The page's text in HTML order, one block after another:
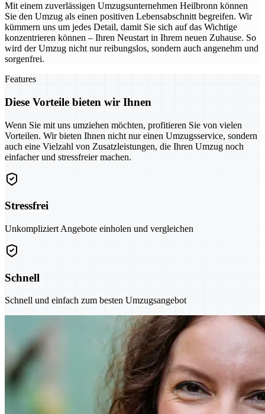
Mit einem zuverlässigen Umzugsunternehmen Heilbronn können
Sie den Umzug als einen positiven Lebensabschnitt begreifen. Wir
kümmern uns um jedes Detail, damit Sie sich auf das Wichtige
konzentrieren können – Ihren Neustart in Ihrem neuen Zuhause. So
wird der Umzug nicht nur reibungslos, sondern auch angenehm und
sorgenfrei.
Features
Diese Vorteile bieten wir Ihnen
Wenn Sie mit uns umziehen möchten, profitieren Sie von vielen
Vorteilen. Wir bieten Ihnen nicht nur einen Umzugsservice, sondern
auch eine Vielzahl von Zusatzleistungen, die Ihren Umzug noch
einfacher und stressfreier machen.
Stressfrei
Unkompliziert Angebote einholen und vergleichen
Schnell
Schnell und einfach zum besten Umzugsangebot